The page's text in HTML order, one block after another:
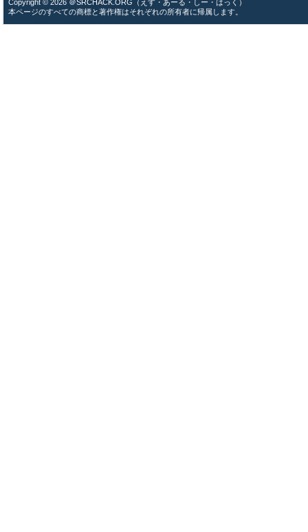
Copyright © 2026 ＠SRCHACK.ORG（えす・あーる・しー・はっく）
本ページのすべての商標と著作権はそれぞれの所有者に帰属します。